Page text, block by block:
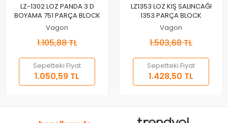
Sepete Ekle
LZ-1302 LOZ PANDA 3 D
BOYAMA 751 PARÇA BLOCK
Vagon
1.105,88 TL
Sepetteki Fiyat
1.050,59 TL
Sepete Ekle
LZ1353 LOZ KIŞ SALINCAĞI
1353 PARÇA BLOCK
Vagon
1.503,68 TL
Sepetteki Fiyat
1.428,50 TL